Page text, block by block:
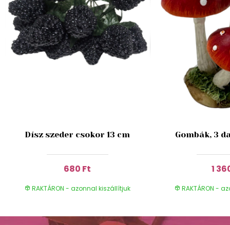
Dísz szeder csokor 13 cm
680 Ft
RAKTÁRON - azonnal kiszállítjuk
Gombák, 3
1
RAKTÁRON -